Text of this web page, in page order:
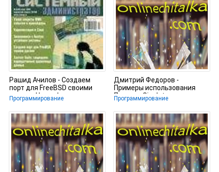
Рашид Ачилов - Создаем
порт для FreeBSD своими
руками. Часть I
Программирование
Дмитрий Федоров -
Примеры использования
Паттерн Singleton
(Одиночка)
Программирование